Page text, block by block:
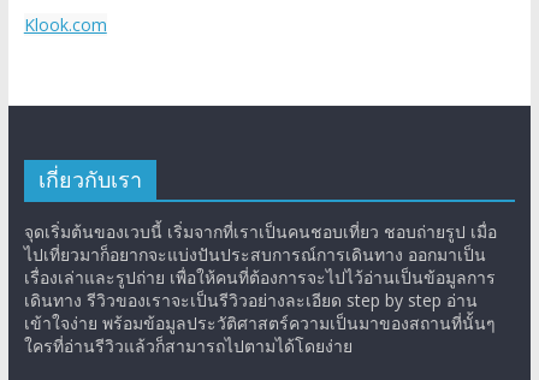
Klook.com
เกี่ยวกับเรา
จุดเริ่มต้นของเวบนี้ เริ่มจากที่เราเป็นคนชอบเที่ยว ชอบถ่ายรูป เมื่อ
ไปเที่ยวมาก็อยากจะแบ่งปันประสบการณ์การเดินทาง ออกมาเป็น
เรื่องเล่าและรูปถ่าย เพื่อให้คนที่ต้องการจะไปไว้อ่านเป็นข้อมูลการ
เดินทาง รีวิวของเราจะเป็นรีวิวอย่างละเอียด step by step อ่าน
เข้าใจง่าย พร้อมข้อมูลประวัติศาสตร์ความเป็นมาของสถานที่นั้นๆ
ใครที่อ่านรีวิวแล้วก็สามารถไปตามได้โดยง่าย